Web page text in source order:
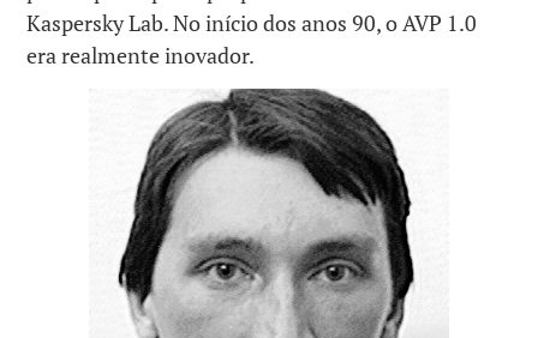
Kaspersky Lab. No início dos anos 90, o AVP 1.0
era realmente inovador.